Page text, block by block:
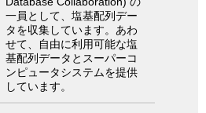
一員として、塩基配列デー
タを収集しています。あわ
せて、自由に利用可能な塩
基配列データとスーパーコ
ンピュータシステムを提供
しています。